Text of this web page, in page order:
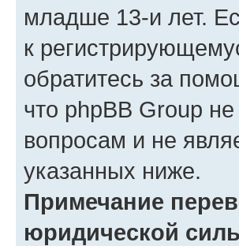
младше 13-и лет.
к
обратитесь за
что phpBB Group
вопросам и не
указанных ниже.
Примечание
юридической